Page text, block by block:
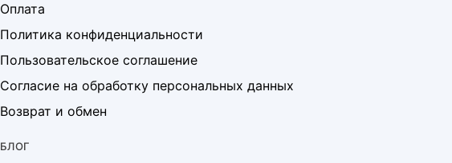
Оплата
Политика конфиденциальности
Пользовательское соглашение
Согласие на обработку персональных данных
Возврат и обмен
БЛОГ